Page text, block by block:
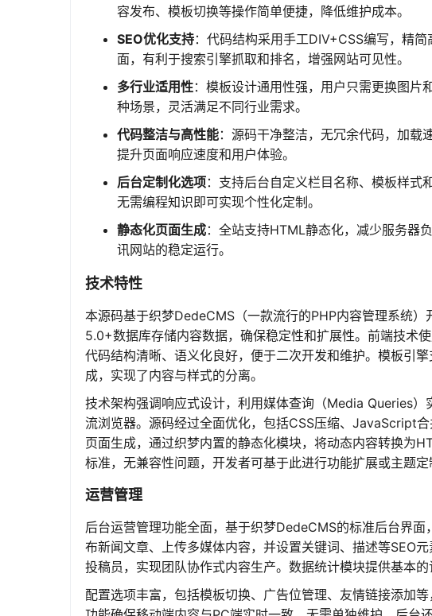
容发布、模板切换等操作简单便捷，降低维护成本。
SEO优化支持：代码结构采用手工DIV+CSS编写，精
面，有利于搜索引擎抓取和排名，增强网站可见性。
多行业适用性：模板设计通用性强，用户只需更换图片
种场景，灵活满足不同行业需求。
代码整洁与高性能：源码干净整洁，无冗余代码，加载
提升页面响应速度和用户体验。
后台定制化选项：支持后台自定义栏目名称、模板样式
无需编程知识即可实现个性化定制。
静态化页面生成：全站支持HTML静态化，减少服务器
讯网站的稳定运行。
技术特性
本源码基于织梦DedeCMS（一款流行的PHP内容管理系统
5.0+数据库存储内容数据，确保稳定性和扩展性。前端技术
代码结构清晰、语义化良好，便于二次开发和维护。模板引
成，实现了内容与样式的分离。
技术架构强调响应式设计，利用媒体查询（Media Queries
流浏览器。源码经过全面优化，包括CSS压缩、JavaScript
页面生成，通过织梦内置的静态化模块，将动态内容转换为
标准，无兼容性问题，开发者可基于此进行功能扩展或主题定
运营管理
后台运营管理功能全面，基于织梦DedeCMS的标准后台界
布新闻文章、上传多媒体内容，并设置关键词、描述等SEO
投稿员，实现团队协作式内容生产。数据统计模块提供基本
配置选项丰富，包括模板切换、广告位管理、友情链接添加